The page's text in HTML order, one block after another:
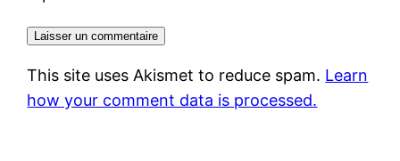
This site uses Akismet to reduce spam. Learn
how your comment data is processed.